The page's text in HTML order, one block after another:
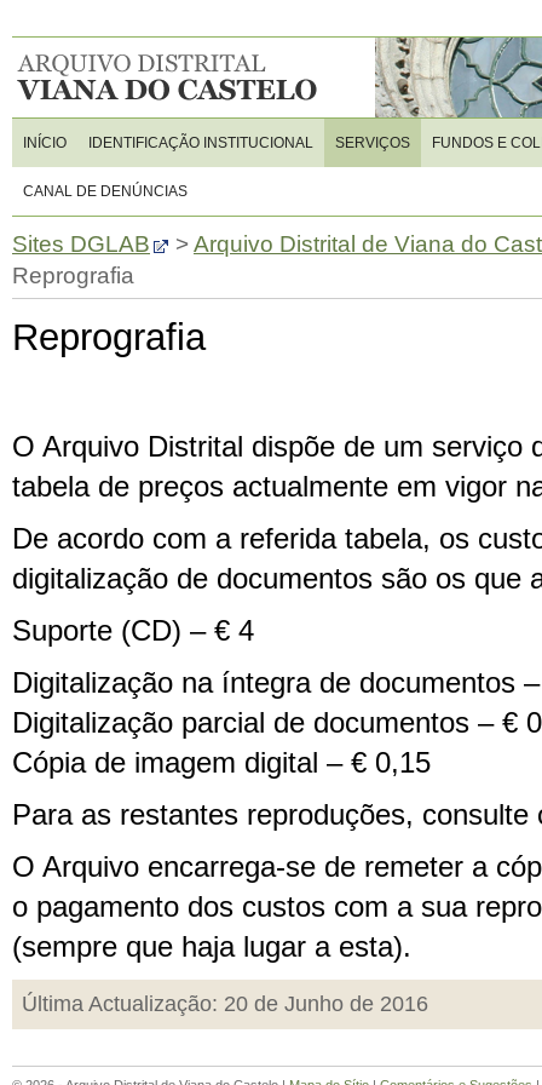
INÍCIO IDENTIFICAÇÃO INSTITUCIONAL SERVIÇOS FUNDOS E
CANAL DE DENÚNCIAS
Sites DGLAB >Arquivo Distrital de Viana do
Reprografia
Reprografia
O Arquivo Distrital dispõe de um serviço
tabela de preços actualmente em vigor
De acordo com a referida tabela, os
digitalização de documentos são os que
Suporte (CD) – € 4
Digitalização na íntegra de documentos
Digitalização parcial de documentos – €
Cópia de imagem digital – € 0,15
Para as restantes reproduções,
O Arquivo encarrega-se de remeter a
o pagamento dos custos com a sua
(sempre que haja lugar a esta).
Última Actualização: 20 de Junho de 2016